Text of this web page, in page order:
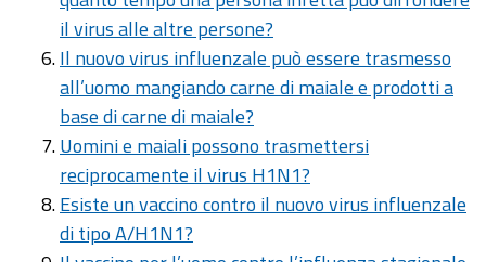
il virus alle altre persone?
Il nuovo virus influenzale può essere trasmesso
all’uomo mangiando carne di maiale e prodotti a
base di carne di maiale?
Uomini e maiali possono trasmettersi
reciprocamente il virus H1N1?
Esiste un vaccino contro il nuovo virus influenzale
di tipo A/H1N1?